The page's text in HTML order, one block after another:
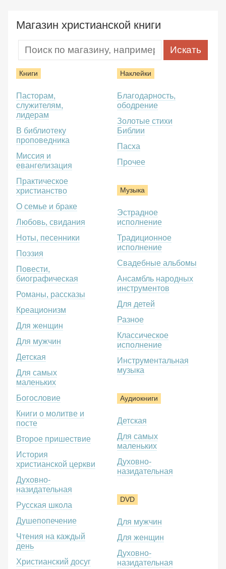
Магазин христианской книги
Книги
Пасторам,
служителям,
лидерам
В библиотеку
проповедника
Миссия и
евангелизация
Практическое
христианство
О семье и браке
Любовь, свидания
Ноты, песенники
Поэзия
Повести,
биографическая
Романы, рассказы
Креационизм
Для женщин
Для мужчин
Детская
Для самых
маленьких
Богословие
Книги о молитве и
посте
Второе пришествие
История
христианской церкви
Духовно-
назидательная
Русская школа
Душепопечение
Чтения на каждый
день
Христианский досуг
Наклейки
Благодарность,
ободрение
Золотые стихи
Библии
Пасха
Прочее
Музыка
Эстрадное
исполнение
Традиционное
исполнение
Свадебные альбомы
Ансамбль народных
инструментов
Для детей
Разное
Классическое
исполнение
Инструментальная
музыка
Аудиокниги
Детская
Для самых
маленьких
Духовно-
назидательная
DVD
Для мужчин
Для женщин
Духовно-
назидательная